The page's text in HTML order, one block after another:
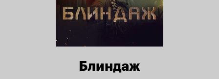
Блиндаж